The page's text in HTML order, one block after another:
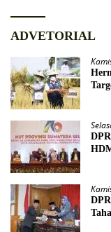
ADVETORIAL